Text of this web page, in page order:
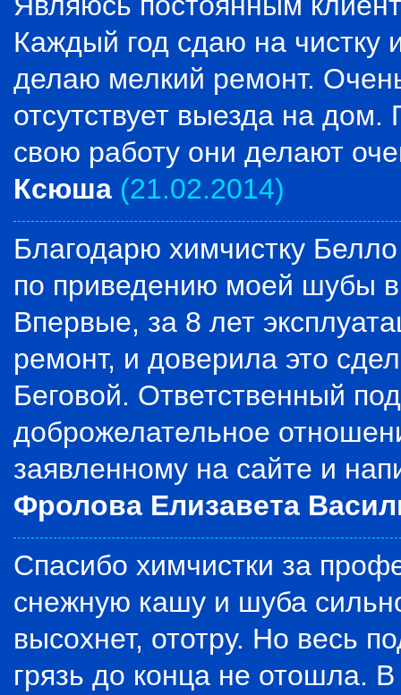
Каждый год сдаю на чистку
делаю мелкий ремонт.
отсутствует выезда на
свою работу они делают
Ксюша (21.02.2014)
Благодарю химчистку
по приведению моей шубы в
Впервые, за 8 лет
ремонт, и доверила это
Беговой. Ответственный
доброжелательное
заявленному на сайте и
Фролова Елизавета
Спасибо химчистки за
снежную кашу и шуба
высохнет, ототру. Но весь
грязь до конца не отошла.